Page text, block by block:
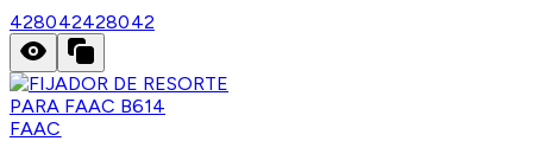
428042428042
FAAC